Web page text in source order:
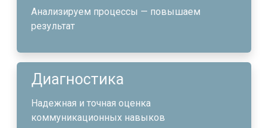
Анализируем процессы — повышаем
результат
Диагностика
Надежная и точная оценка
коммуникационных навыков